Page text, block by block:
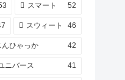
スマート 52
スウィート 46
んひゃっか 42
ニバース 41